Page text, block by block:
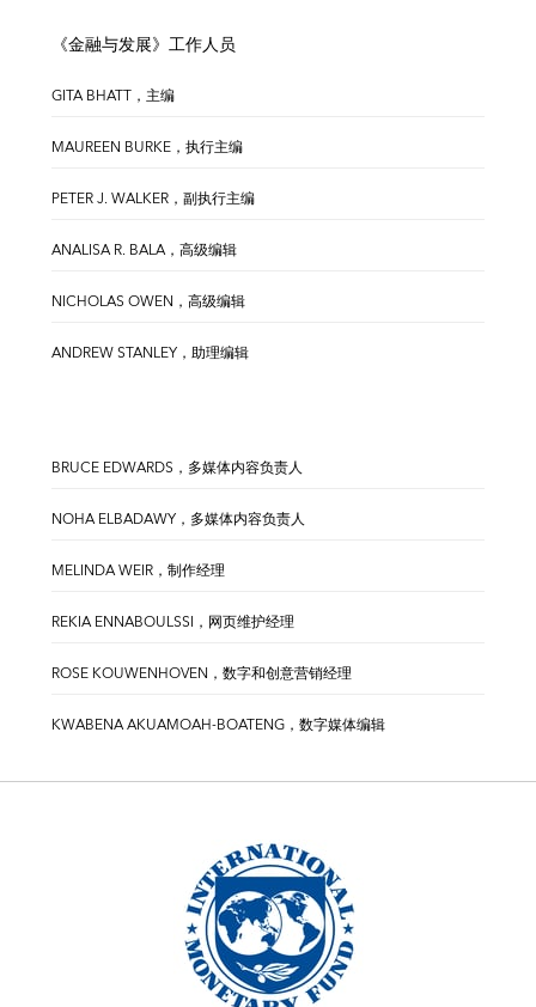
《金融与发展》工作人员
GITA BHATT，主编
MAUREEN BURKE，执行主编
PETER J. WALKER，副执行主编
ANALISA R. BALA，高级编辑
NICHOLAS OWEN，高级编辑
ANDREW STANLEY，助理编辑
BRUCE EDWARDS，多媒体内容负责人
NOHA ELBADAWY，多媒体内容负责人
MELINDA WEIR，制作经理
REKIA ENNABOULSSI，网页维护经理
ROSE KOUWENHOVEN，数字和创意营销经理
KWABENA AKUAMOAH-BOATENG，数字媒体编辑